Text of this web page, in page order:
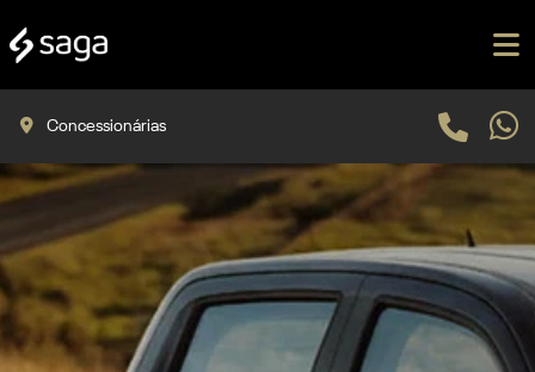
Concessionárias